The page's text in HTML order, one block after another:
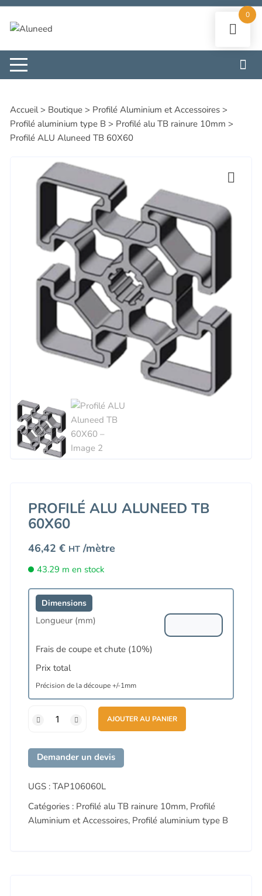
Aller
contenu
Accueil> Boutique > Profilé Aluminium et Accessoires >
Profilé aluminium type B > Profilé alu TB rainure 10mm >
Profilé ALU Aluneed TB 60X60
PROFILÉ ALU ALUNEED TB
60X60
46,42€ HT /mètre
43.29 m en stock
Longueur (mm)
Frais de coupe et chute (10%)
Prix total
de
ALU
Aluneed
TB
AJOUTER AU PANIER
Demander un devis
UGS :TAP106060L
Catégories : Profilé alu TB rainure 10mm, Profilé
Aluminium et Accessoires, Profilé aluminium type B
0